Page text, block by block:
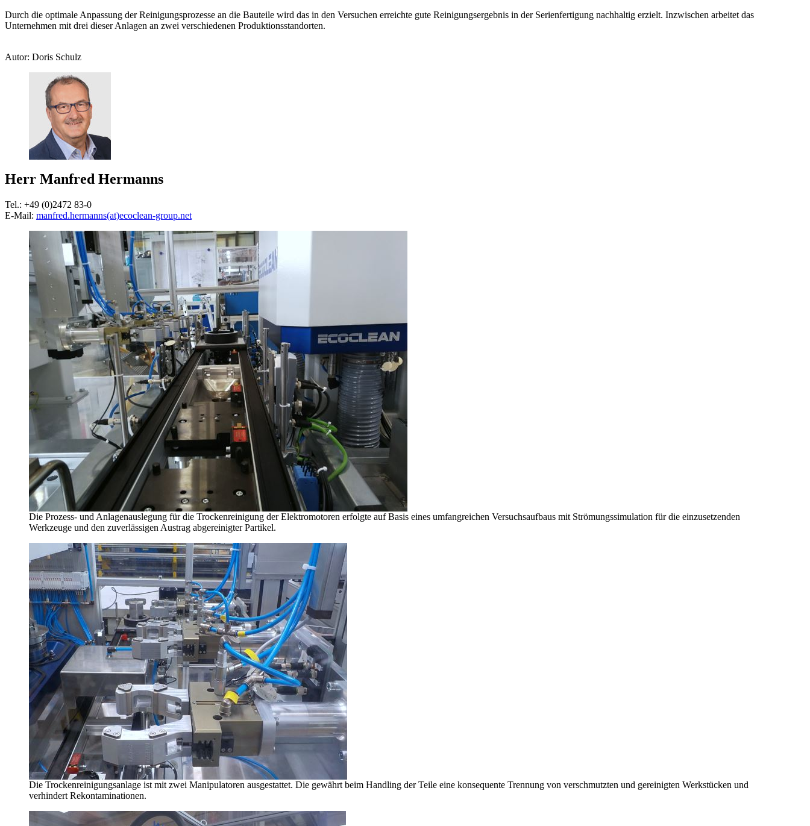
Durch die optimale Anpassung der Reinigungsprozesse an die Bauteile wird das in den Versuchen erreichte gute Reinigungsergebnis in der Serienfertigung nachhaltig erzielt. Inzwischen arbeitet das
Unternehmen mit drei dieser Anlagen an zwei verschiedenen Produktionsstandorten.
Autor: Doris Schulz
Herr Manfred Hermanns
Tel.: +49 (0)2472 83-0
E-Mail: manfred.hermanns(at)ecoclean-group.net
Die Prozess- und Anlagenauslegung für die Trockenreinigung der Elektromotoren erfolgte auf Basis eines umfangreichen Versuchsaufbaus mit Strömungssimulation für die einzusetzenden
Werkzeuge und den zuverlässigen Austrag abgereinigter Partikel.
Die Trockenreinigungsanlage ist mit zwei Manipulatoren ausgestattet. Die gewährt beim Handling der Teile eine konsequente Trennung von verschmutzten und gereinigten Werkstücken und
verhindert Rekontaminationen.